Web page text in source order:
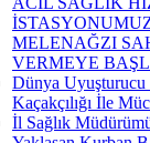
MELENAĞZI
VERMEYE
Dünya Uyuşturucu
Kaçakçılığı İle
İl Sağlık